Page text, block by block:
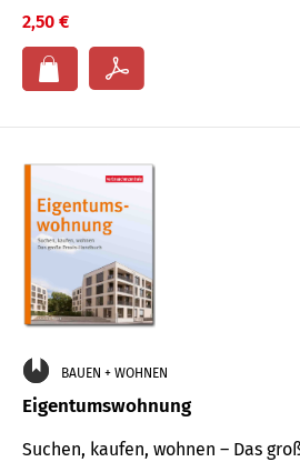
2,50 €
BAUEN + WOHNEN
Eigentumswohnung
Suchen, kaufen, wohnen – Das